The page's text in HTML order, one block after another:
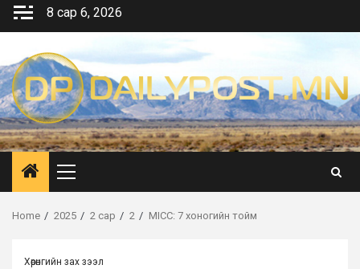
Skip
8 сар 6, 2026
Primary
Menu
Home 2025 2 сар 2 MICC: 7 хоногийн тойм
Хөрөнгийн зах зээл